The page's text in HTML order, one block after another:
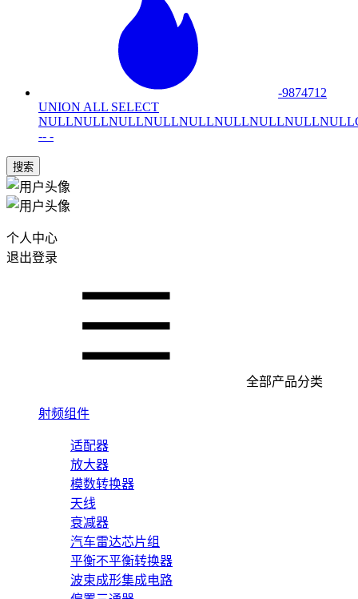
-9874712
UNION ALL SELECT
-- -
搜索
个人中心
退出登录
全部产品分类
射频组件
适配器
放大器
模数转换器
天线
衰减器
汽车雷达芯片组
平衡不平衡转换器
波束成形集成电路